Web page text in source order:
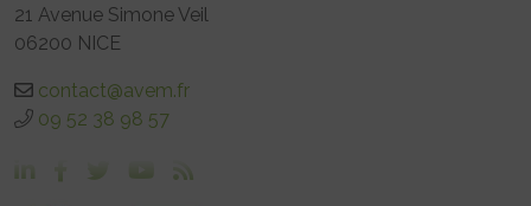
21 Avenue Simone Veil
06200 NICE
contact@avem.fr
09 52 38 98 57